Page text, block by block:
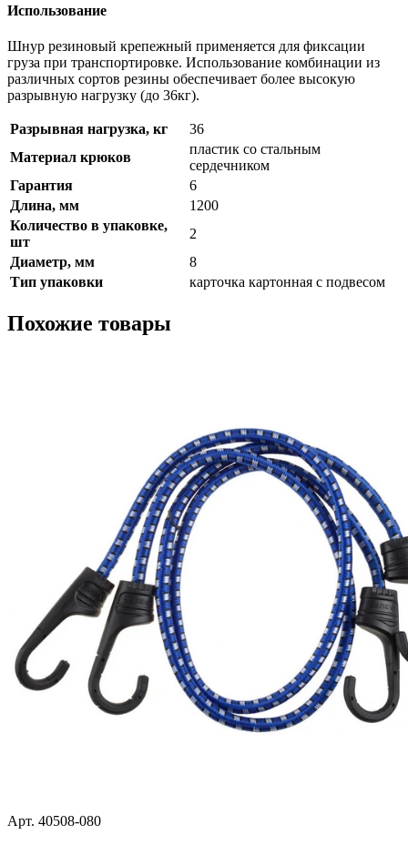
Использование
Шнур резиновый крепежный применяется для фиксации
груза при транспортировке. Использование комбинации из
различных сортов резины обеспечивает более высокую
разрывную нагрузку (до 36кг).
Разрывная нагрузка, кг
36
Материал крюков
пластик со стальным
сердечником
Гарантия
6
Длина, мм
1200
Количество в упаковке,
шт
2
Диаметр, мм
8
Тип упаковки
карточка картонная с подвесом
Похожие товары
Арт. 40508-080